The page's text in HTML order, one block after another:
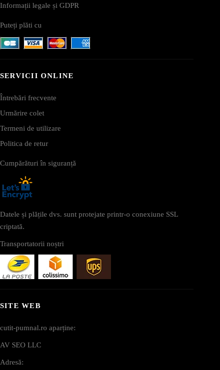
Informații legale și GDPR
Puteți plăti cu
SERVICII ONLINE
Întrebări frecvente
Urmărire colet
Termeni de utilizare
Politica de retur
Cumpărături în siguranță
Datele și plățile dvs. sunt protejate printr-o conexiune SSL
criptată.
Transportatorii noștri
SITE WEB
cutit-pumnal.ro aparține:
AV SEO LLC
Adresă: